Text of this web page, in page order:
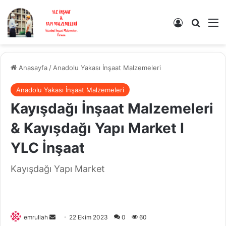
Kayıt Ol
Anasayfa / Anadolu Yakası İnşaat Malzemeleri
Anadolu Yakası İnşaat Malzemeleri
Kayışdağı İnşaat Malzemeleri
& Kayışdağı Yapı Market I
YLC İnşaat
Kayışdağı Yapı Market
emrullah
Bir
22 Ekim 2023 0 60